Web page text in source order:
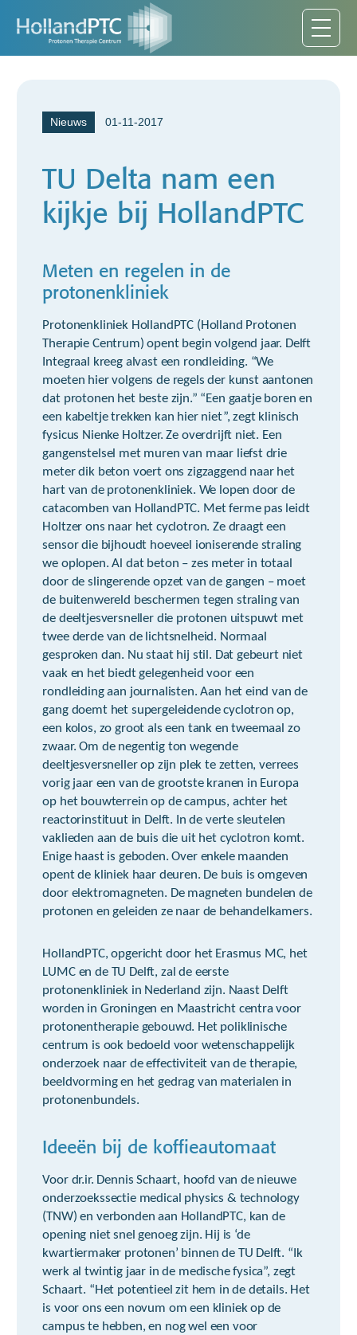
Nieuws 01-11-2017
TU Delta nam een
kijkje bij HollandPTC
Meten en regelen in de
protonenkliniek
Protonenkliniek HollandPTC (Holland Protonen
Therapie Centrum) opent begin volgend jaar. Delft
Integraal kreeg alvast een rondleiding. “We
moeten hier volgens de regels der kunst aantonen
dat protonen het beste zijn.” “Een gaatje boren en
een kabeltje trekken kan hier niet”, zegt klinisch
fysicus Nienke Holtzer. Ze overdrijft niet. Een
gangenstelsel met muren van maar liefst drie
meter dik beton voert ons zigzaggend naar het
hart van de protonenkliniek. We lopen door de
catacomben van HollandPTC. Met ferme pas leidt
Holtzer ons naar het cyclotron. Ze draagt een
sensor die bijhoudt hoeveel ioniserende straling
we oplopen. Al dat beton – zes meter in totaal
door de slingerende opzet van de gangen – moet
de buitenwereld beschermen tegen straling van
de deeltjesversneller die protonen uitspuwt met
twee derde van de lichtsnelheid. Normaal
gesproken dan. Nu staat hij stil. Dat gebeurt niet
vaak en het biedt gelegenheid voor een
rondleiding aan journalisten. Aan het eind van de
gang doemt het supergeleidende cyclotron op,
een kolos, zo groot als een tank en tweemaal zo
zwaar. Om de negentig ton wegende
deeltjesversneller op zijn plek te zetten, verrees
vorig jaar een van de grootste kranen in Europa
op het bouwterrein op de campus, achter het
reactorinstituut in Delft. In de verte sleutelen
vaklieden aan de buis die uit het cyclotron komt.
Enige haast is geboden. Over enkele maanden
opent de kliniek haar deuren. De buis is omgeven
door elektromagneten. De magneten bundelen de
protonen en geleiden ze naar de behandelkamers.
HollandPTC, opgericht door het Erasmus MC, het
LUMC en de TU Delft, zal de eerste
protonenkliniek in Nederland zijn. Naast Delft
worden in Groningen en Maastricht centra voor
protonentherapie gebouwd. Het poliklinische
centrum is ook bedoeld voor wetenschappelijk
onderzoek naar de effectiviteit van de therapie,
beeldvorming en het gedrag van materialen in
protonenbundels.
Ideeën bij de koffieautomaat
Voor dr.ir. Dennis Schaart, hoofd van de nieuwe
onderzoekssectie medical physics & technology
(TNW) en verbonden aan HollandPTC, kan de
opening niet snel genoeg zijn. Hij is ‘de
kwartiermaker protonen’ binnen de TU Delft. “Ik
werk al twintig jaar in de medische fysica”, zegt
Schaart. “Het potentieel zit hem in de details. Het
is voor ons een novum om een kliniek op de
campus te hebben, en nog wel een voor